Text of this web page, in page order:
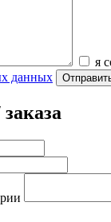
я
данных